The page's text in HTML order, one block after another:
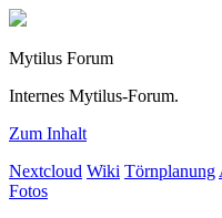
Mytilus Forum
Internes Mytilus-Forum.
Zum Inhalt
Nextcloud Wiki Törnplanung
Fotos